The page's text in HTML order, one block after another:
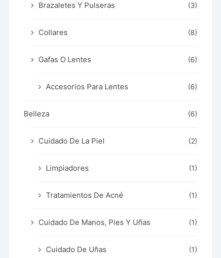
Brazaletes Y Pulseras (3)
Collares (8)
Gafas O Lentes (6)
Accesorios Para Lentes (6)
Belleza (6)
Cuidado De La Piel (2)
Limpiadores (1)
Tratamientos De Acné (1)
Cuidado De Manos, Pies Y Uñas (1)
Cuidado De Uñas (1)